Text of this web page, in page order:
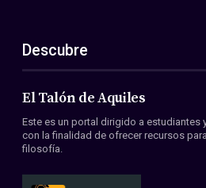
ES
EN
Acerca de nosotros
Miembros
Convenios
Descubre
El Talón de Aquiles
Este es un portal dirigido a
con la finalidad de ofrecer recursos
filosofía.